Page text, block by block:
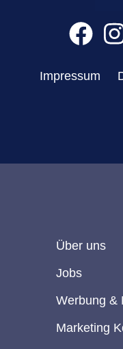
Impressum
Über uns
Jobs
Werbung &
Marketing